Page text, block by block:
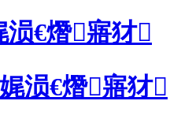
涢€熸寤犲
涢€熸寤犲